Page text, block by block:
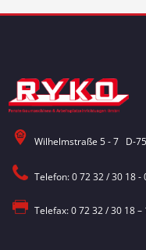
Wilhelmstraße 5 - 7 D-
Telefon: 0 72 32 / 30 18 -
Telefax: 0 72 32 / 30 18 –